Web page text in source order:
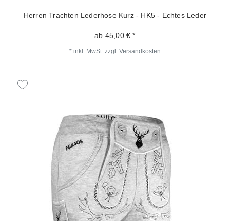
Herren Trachten Lederhose Kurz - HK5 - Echtes Leder
ab 45,00 € *
* inkl. MwSt. zzgl. Versandkosten